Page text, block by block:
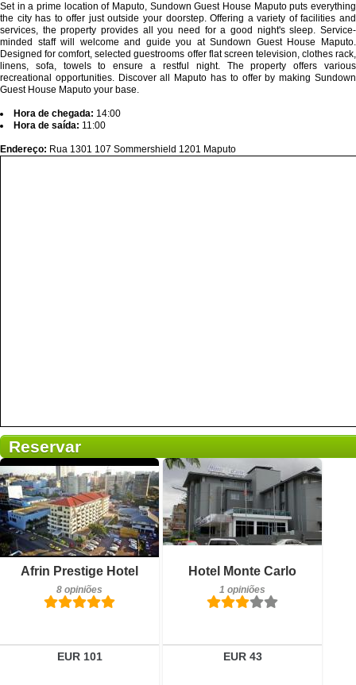
Set in a prime location of Maputo, Sundown Guest House Maputo puts everything
the city has to offer just outside your doorstep. Offering a variety of facilities and
services, the property provides all you need for a good night's sleep. Service-
minded staff will welcome and guide you at Sundown Guest House Maputo.
Designed for comfort, selected guestrooms offer flat screen television, clothes rack,
linens, sofa, towels to ensure a restful night. The property offers various
recreational opportunities. Discover all Maputo has to offer by making Sundown
Guest House Maputo your base.
Hora de chegada: 14:00
Hora de saída: 11:00
Endereço: Rua 1301 107 Sommershield 1201 Maputo
Reservar
Afrin Prestige Hotel
8 opiniões
EUR 101
8 opiniões
Reservar
Hotel Monte Carlo
1 opiniões
EUR 43
1 opiniões
Reservar